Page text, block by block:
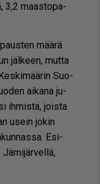
3,2 maas­to­pa­
mää­rä
jäl­keen, mut­ta
Suo­
ai­ka­na ju­
ih­mis­tä, jois­ta
usein jo­kin
Esi­